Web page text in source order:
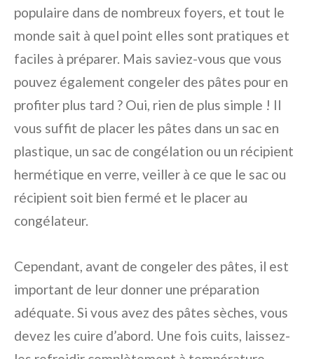
populaire dans de nombreux foyers, et tout le
monde sait à quel point elles sont pratiques et
faciles à préparer. Mais saviez-vous que vous
pouvez également congeler des pâtes pour en
profiter plus tard ? Oui, rien de plus simple ! Il
vous suffit de placer les pâtes dans un sac en
plastique, un sac de congélation ou un récipient
hermétique en verre, veiller à ce que le sac ou
récipient soit bien fermé et le placer au
congélateur.
Cependant, avant de congeler des pâtes, il est
important de leur donner une préparation
adéquate. Si vous avez des pâtes sèches, vous
devez les cuire d’abord. Une fois cuits, laissez-